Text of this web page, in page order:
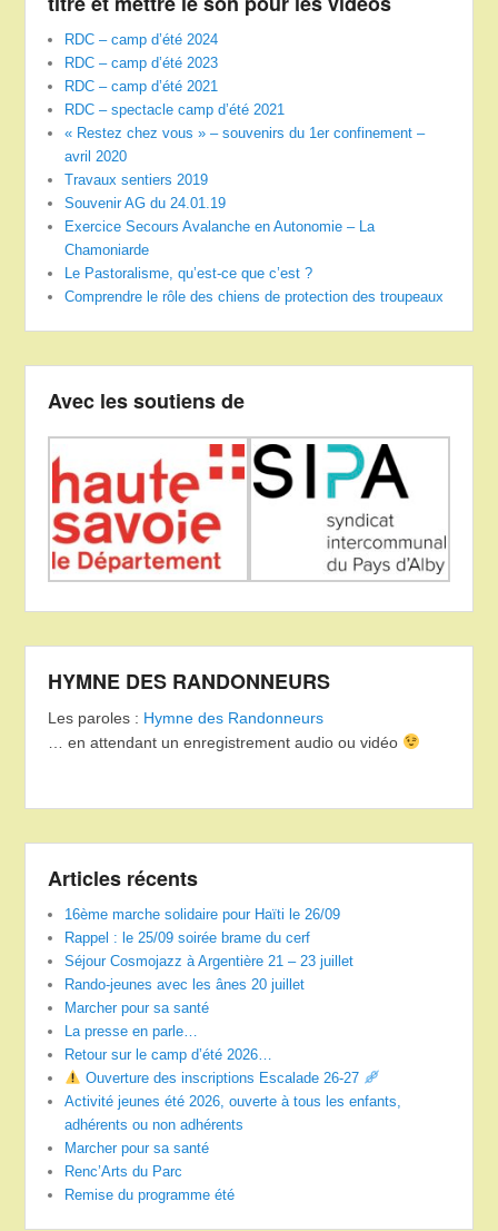
RDC – camp d’été 2024
RDC – camp d’été 2023
RDC – camp d’été 2021
RDC – spectacle camp d’été 2021
« Restez chez vous » – souvenirs du 1er confinement –
avril 2020
Travaux sentiers 2019
Souvenir AG du 24.01.19
Exercice Secours Avalanche en Autonomie – La
Chamoniarde
Le Pastoralisme, qu’est-ce que c’est ?
Comprendre le rôle des chiens de protection des troupeaux
Avec les soutiens de
HYMNE DES RANDONNEURS
Les paroles : Hymne des Randonneurs
… en attendant un enregistrement audio ou vidéo
Articles récents
16ème marche solidaire pour Haïti le 26/09
Rappel : le 25/09 soirée brame du cerf
Séjour Cosmojazz à Argentière 21 – 23 juillet
Rando-jeunes avec les ânes 20 juillet
Marcher pour sa santé
La presse en parle…
Retour sur le camp d’été 2026…
Ouverture des inscriptions Escalade 26-27
Activité jeunes été 2026, ouverte à tous les enfants,
adhérents ou non adhérents
Marcher pour sa santé
Renc’Arts du Parc
Remise du programme été